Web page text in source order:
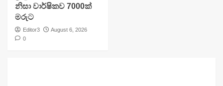
නිසා වාර්ෂිකව 7000ක්
මරුට
Editor3
August 6, 2026
0